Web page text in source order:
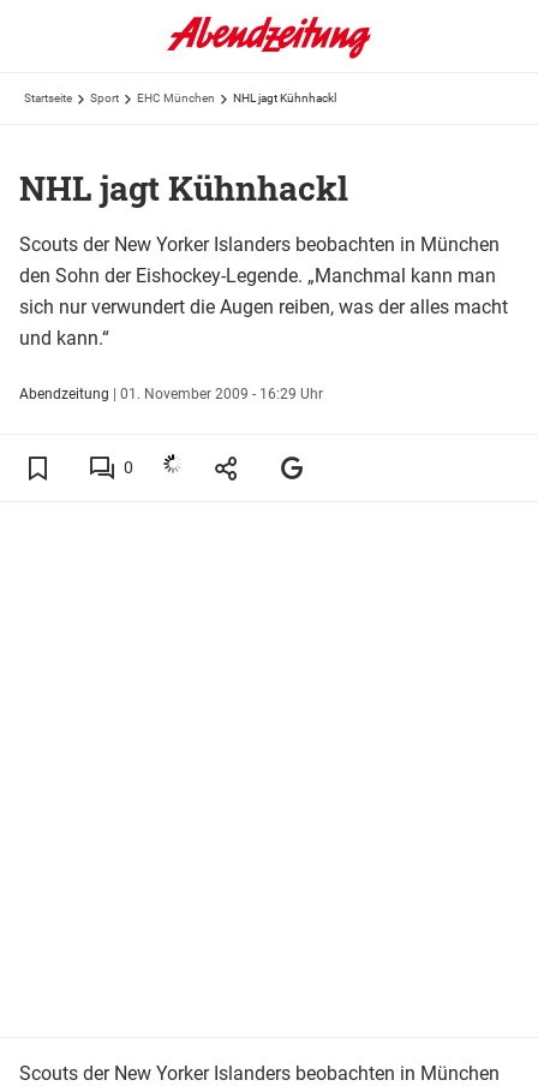
Startseite Sport EHC München NHL jagt Kühnhackl
NHL jagt Kühnhackl
Scouts der New Yorker Islanders beobachten in München
den Sohn der Eishockey-Legende. „Manchmal kann man
sich nur verwundert die Augen reiben, was der alles macht
und kann.“
Abendzeitung | 01. November 2009 - 16:29 Uhr
0
Scouts der New Yorker Islanders beobachten in München